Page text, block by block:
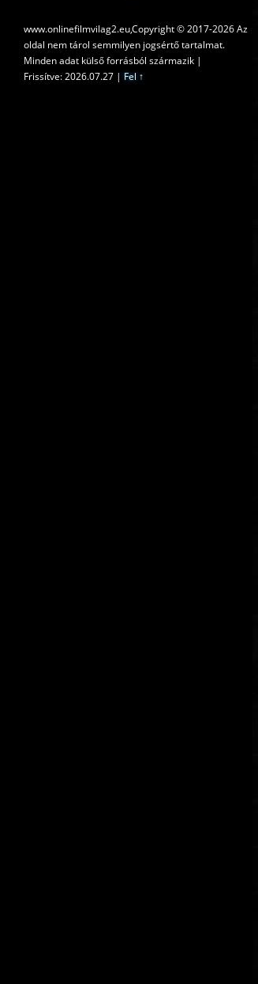
www.onlinefilmvilag2.eu,Copyright © 2017-2026 Az
oldal nem tárol semmilyen jogsértő tartalmat.
Minden adat külső forrásból származik |
Frissítve: 2026.07.27 | Fel ↑